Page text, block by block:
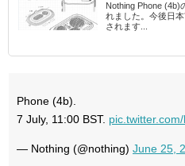
Nothing Phone (4b)
れました。今後日
されます...
Phone (4b).
7 July, 11:00 BST.
— Nothing (@nothing) June 25,